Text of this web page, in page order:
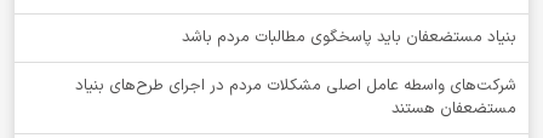
بنیاد مستضعفان باید پاسخگوی مطالبات مردم باشد
شرکت‌های واسطه عامل اصلی مشکلات مردم در اجرای طرح‌های بنیاد
مستضعفان هستند